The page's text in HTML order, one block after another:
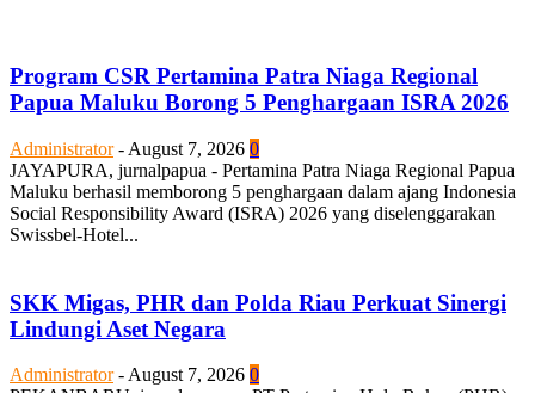
Program CSR Pertamina Patra Niaga Regional
Papua Maluku Borong 5 Penghargaan ISRA 2026
Administrator - August 7, 2026 0
JAYAPURA, jurnalpapua - Pertamina Patra Niaga Regional Papua
Maluku berhasil memborong 5 penghargaan dalam ajang Indonesia
Social Responsibility Award (ISRA) 2026 yang diselenggarakan
Swissbel-Hotel...
SKK Migas, PHR dan Polda Riau Perkuat Sinergi
Lindungi Aset Negara
Administrator - August 7, 2026 0